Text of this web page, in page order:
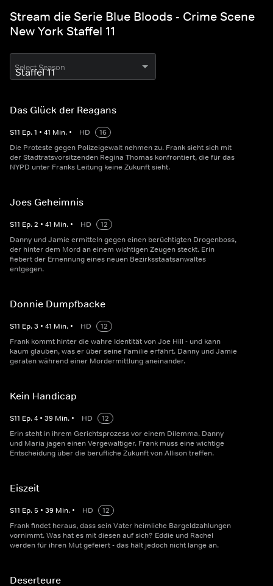
Stream die Serie Blue Bloods - Crime Scene
New York Staffel 11
Select Season
Das Glück der Reagans
S11 Ep.1 • 41 Min. • HD
16
Die Proteste gegen Polizeigewalt nehmen zu. Frank sieht sich mit
der Stadtratsvorsitzenden Regina Thomas konfrontiert, die für das
NYPD unter Franks Leitung keine Zukunft sieht.
Joes Geheimnis
S11 Ep.2 • 41 Min. • HD
12
Danny und Jamie ermitteln gegen einen berüchtigten Drogenboss,
der hinter dem Mord an einem wichtigen Zeugen steckt. Erin
fiebert der Ernennung eines neuen Bezirksstaatsanwaltes
entgegen.
Donnie Dumpfbacke
S11 Ep.3 • 41 Min. • HD
12
Frank kommt hinter die wahre Identität von Joe Hill - und kann
kaum glauben, was er über seine Familie erfährt. Danny und Jamie
geraten während einer Mordermittlung aneinander.
Kein Handicap
S11 Ep.4 • 39 Min. • HD
12
Erin steht in ihrem Gerichtsprozess vor einem Dilemma. Danny
und Maria jagen einen Vergewaltiger. Frank muss eine wichtige
Entscheidung über die berufliche Zukunft von Allison treffen.
Eiszeit
S11 Ep.5 • 39 Min. • HD
12
Frank findet heraus, dass sein Vater heimliche Bargeldzahlungen
vornimmt. Was hat es mit diesen auf sich? Eddie und Rachel
werden für ihren Mut gefeiert - das hält jedoch nicht lange an.
Deserteure